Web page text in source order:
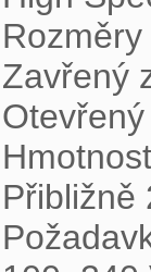
Zavřený
Hmotnost
Přibližně